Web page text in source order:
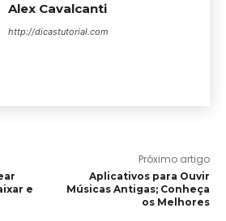
Alex Cavalcanti
http://dicastutorial.com
e
Próximo artigo
Aplicativos para Ouvir
Músicas Antigas; Conheça
os Melhores